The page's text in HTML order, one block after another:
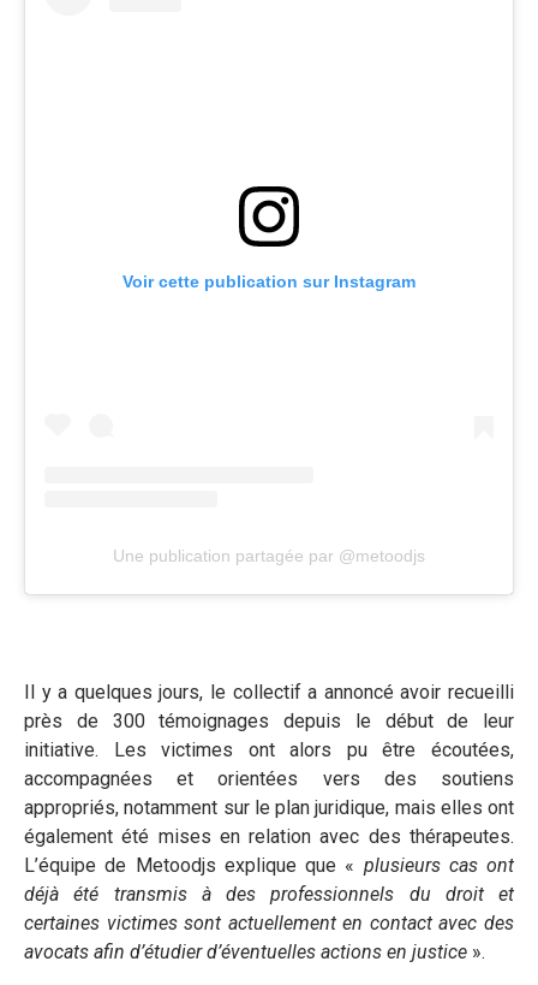
Voir cette publication sur Instagram
Une publication partagée par @metoodjs
Il y a quelques jours, le collectif a annoncé avoir recueilli
près de 300 témoignages depuis le début de leur
initiative. Les victimes ont alors pu être écoutées,
accompagnées et orientées vers des soutiens
appropriés, notamment sur le plan juridique, mais elles ont
également été mises en relation avec des thérapeutes.
L’équipe de Metoodjs explique que « plusieurs cas ont
déjà été transmis à des professionnels du droit et
certaines victimes sont actuellement en contact avec des
avocats afin d’étudier d’éventuelles actions en justice ».